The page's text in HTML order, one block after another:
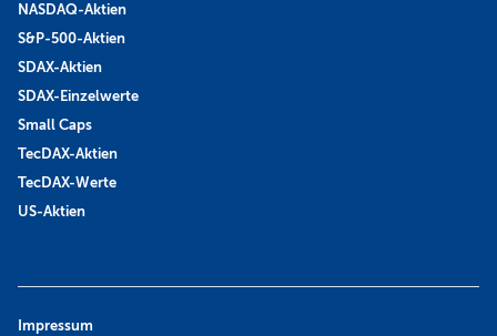
NASDAQ-Aktien
S&P-500-Aktien
SDAX-Aktien
SDAX-Einzelwerte
Small Caps
TecDAX-Aktien
TecDAX-Werte
US-Aktien
Impressum